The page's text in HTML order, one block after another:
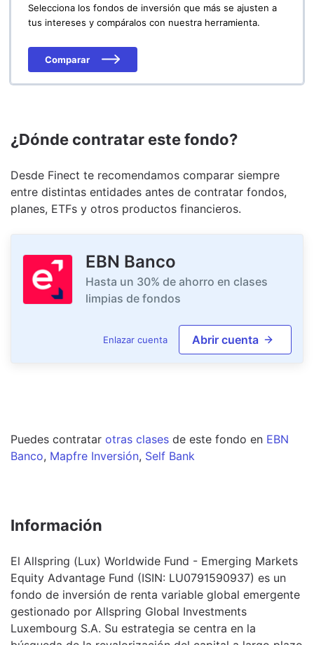
Selecciona los fondos de inversión que más se ajusten a
tus intereses y compáralos con nuestra herramienta.
Comparar
¿Dónde contratar este fondo?
Desde Finect te recomendamos comparar siempre
entre distintas entidades antes de contratar fondos,
planes, ETFs y otros productos financieros.
EBN Banco
Hasta un 30% de ahorro en clases
limpias de fondos
Enlazar cuenta Abrir cuenta
Puedes contratar otras clases de este fondo en EBN
Banco, Mapfre Inversión, Self Bank
Información
El Allspring (Lux) Worldwide Fund - Emerging Markets
Equity Advantage Fund (ISIN: LU0791590937) es un
fondo de inversión de renta variable global emergente
gestionado por Allspring Global Investments
Luxembourg S.A. Su estrategia se centra en la